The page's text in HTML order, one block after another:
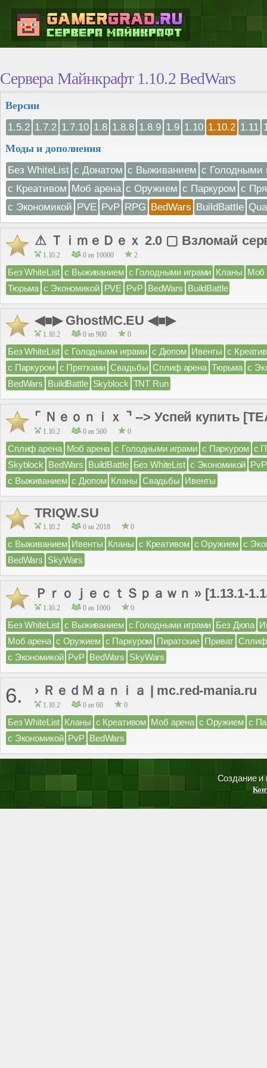
Сервера Майнкрафт 1.10.2 BedWars
Версии
1.5.2 1.7.2 1.7.10 1.8 1.8.8 1.8.9 1.9 1.10 1.10.2 1.11
Моды и дополнения
Без WhiteList с Донатом с Выживанием с Голодными
с Креативом Моб арена с Оружием с Паркуром с
с Экономикой PVE PvP RPG BedWars BuildBattle
⚠ ＴｉｍｅＤｅｘ 2.0 ▢ Взломай
1.10.2 0 из 10000 2
Без WhiteList с Выживанием с Голодными играми Кланы Моб
Тюрьма с Экономикой PVE PvP BedWars BuildBattle
◀■▶ GhostMC.EU ◀■▶
1.10.2 0 из 900 0
Без WhiteList с Голодными играми с Дюпом Ивенты с
с Паркуром с Прятками Свадьбы Сплиф арена Тюрьма с
BedWars BuildBattle Skyblock TNT Run
⌜ Ｎｅｏｎｉｘ ⌝ --> Успей купить
1.10.2 0 из 500 0
Сплиф арена Моб арена с Голодными играми с Паркуром с
Skyblock BedWars BuildBattle Без WhiteList с Экономикой PvP
с Выживанием с Дюпом Кланы Свадьбы Ивенты
TRIQW.SU
1.10.2 0 из 2018 0
с Выживанием Ивенты Кланы с Креативом с Оружием с
BedWars SkyWars
ＰｒｏｊｅｃｔＳｐａｗｎ » [1.13.1-
1.10.2 0 из 1000 0
Без WhiteList с Выживанием с Голодными играми Без Дюпа
Моб арена с Оружием с Паркуром Пиратские Приват Сплиф
с Экономикой PvP BedWars SkyWars
6. › ＲｅｄＭａｎｉａ | mc.red-mania.ru
1.10.2 0 из 60 0
Без WhiteList Кланы с Креативом Моб арена с Оружием с
с Экономикой PvP BedWars
Создание и